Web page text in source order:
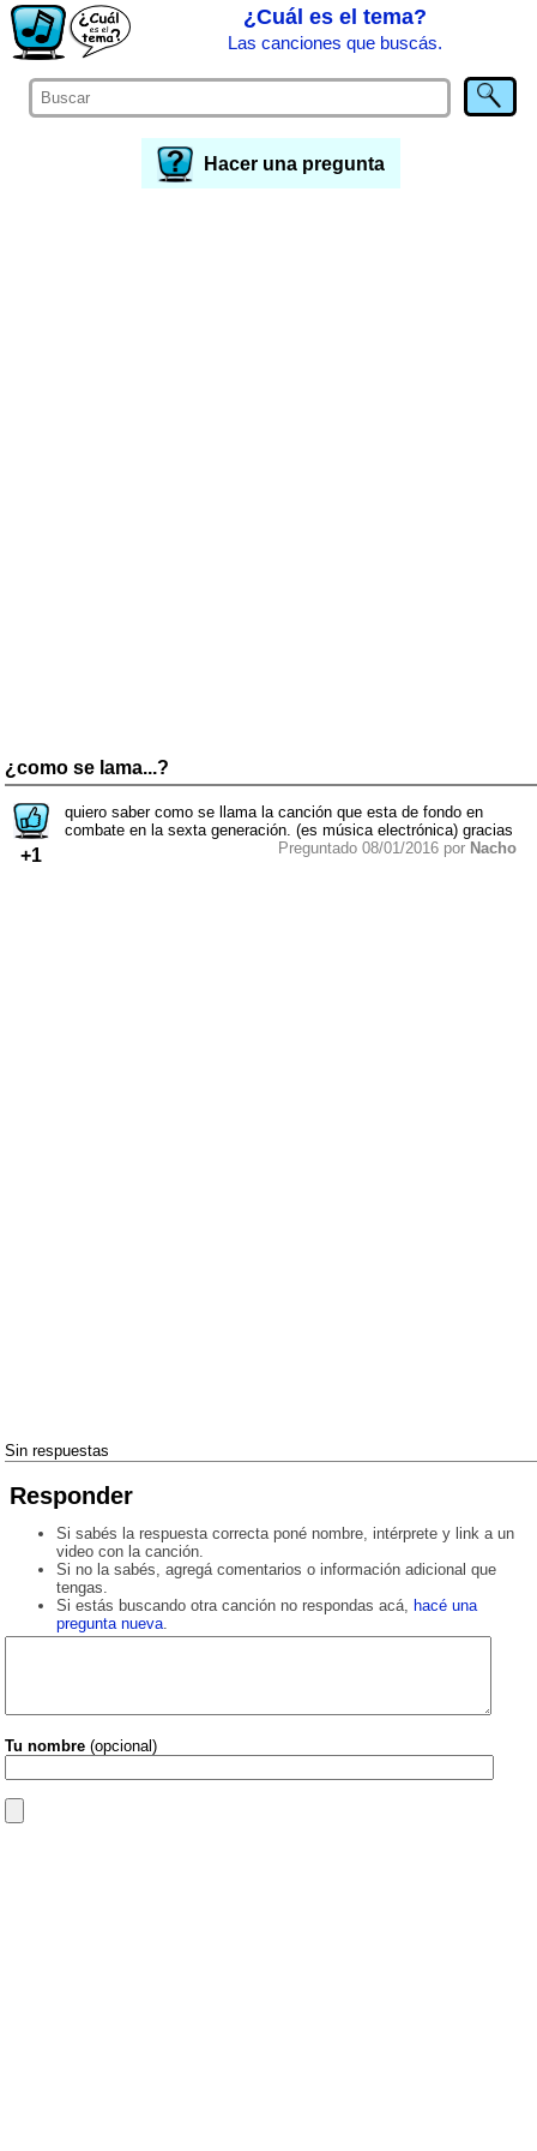
¿Cuál es el tema?
Las canciones que buscás.
Hacer una pregunta
¿como se lama...?
+1
quiero saber como se llama la canción que esta de fondo en
combate en la sexta generación. (es música electrónica) gracias
Preguntado 08/01/2016 por Nacho
Sin respuestas
Responder
Si sabés la respuesta correcta poné nombre, intérprete y link a un
video con la canción.
Si no la sabés, agregá comentarios o información adicional que
tengas.
Si estás buscando otra canción no respondas acá, hacé una
pregunta nueva.
Tu nombre (opcional)